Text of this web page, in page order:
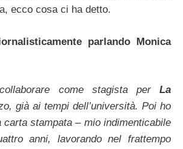
ecco cosa ci ha detto.
parlando Monica
come stagista per La
già ai tempi dell’università. Poi ho
carta stampata – mio indimenticabile
anni, lavorando nel frattempo